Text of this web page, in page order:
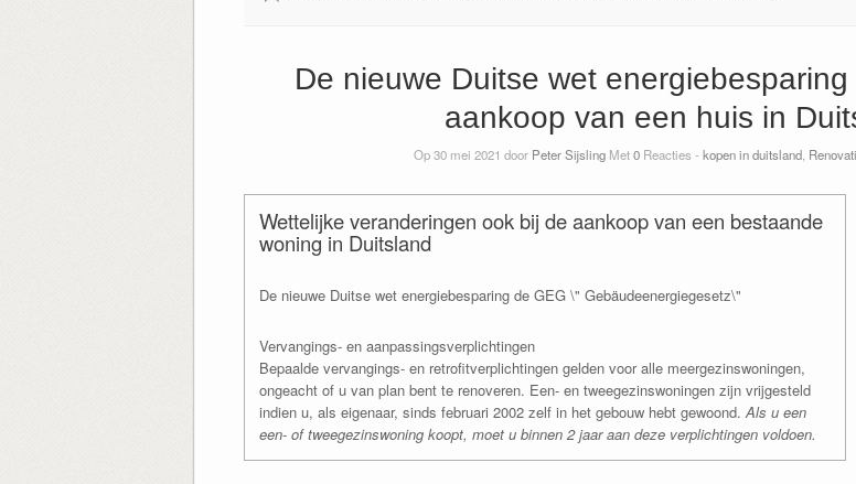
De nieuwe Duitse wet
aankoop van een huis in
Op 30 mei 2021 door Peter SijslingMet0Reacties - kopen in duitsland,
Wettelijke veranderingen ook bij de aankoop van een bestaande
woning in Duitsland
De nieuwe Duitse wet energiebesparing de GEG \" Gebäudeenergiegesetz\"
Vervangings- en aanpassingsverplichtingen
Bepaalde vervangings- en retrofitverplichtingen gelden voor alle meergezinswoningen,
ongeacht of u van plan bent te renoveren. Een- en tweegezinswoningen zijn vrijgesteld
indien u, als eigenaar, sinds februari 2002 zelf in het gebouw hebt gewoond.Als u een
een- of tweegezinswoning koopt, moet u binnen 2 jaar aan deze verplichtingen voldoen.